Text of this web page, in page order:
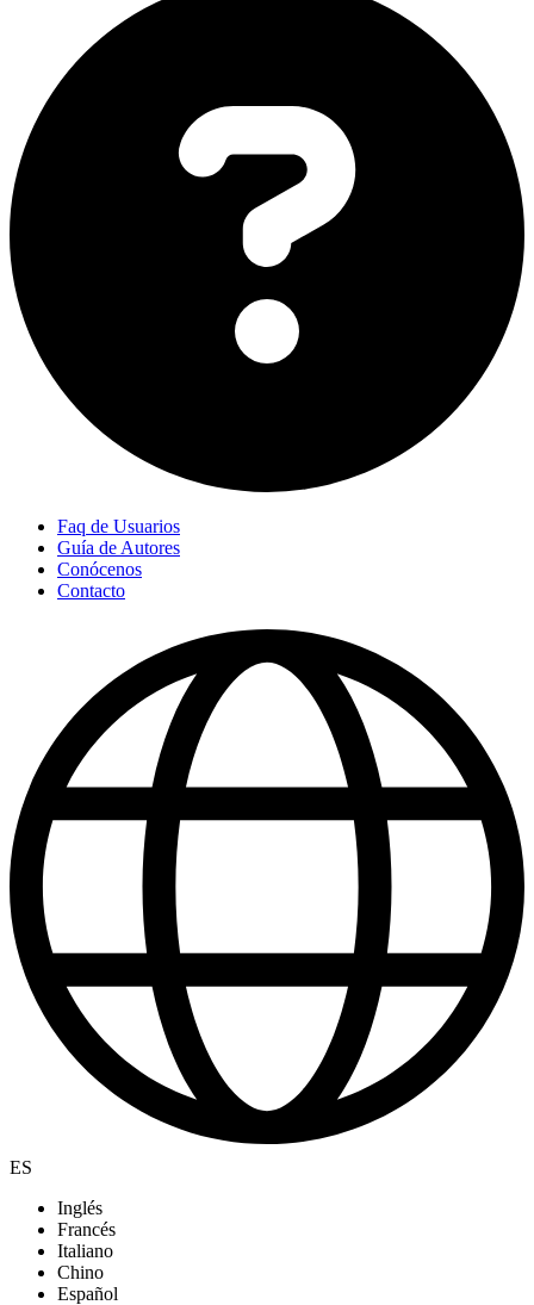
Faq de Usuarios
Guía de Autores
Conócenos
Contacto
ES
Inglés
Francés
Italiano
Chino
Español